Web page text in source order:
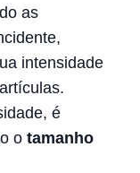
as
intensidade
é
o tamanho